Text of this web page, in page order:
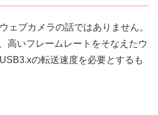
ェブカメラの話ではありません。
高いフレームレートをそなえたウ
の転送速度を必要とするも